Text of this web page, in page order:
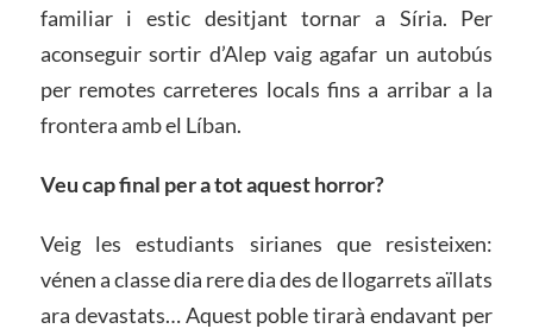
familiar i estic desitjant tornar a Síria. Per
aconseguir sortir d’Alep vaig agafar un autobús
per remotes carreteres locals fins a arribar a la
frontera amb el Líban.
Veu cap final per a tot aquest horror?
Veig les estudiants sirianes que resisteixen:
vénen a classe dia rere dia des de llogarrets aïllats
ara devastats… Aquest poble tirarà endavant per